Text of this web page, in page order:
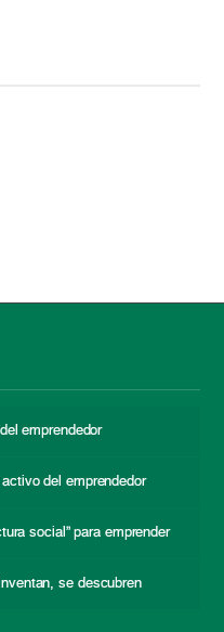
emprendedor
del emprendedor
social” para emprender
se descubren